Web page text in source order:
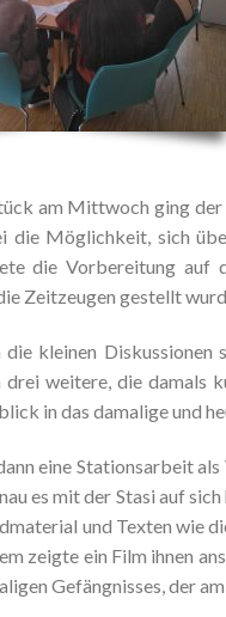
am Mittwoch ging
die Möglichkeit, sich
die Vorbereitung auf
Zeitzeugen gestellt
die kleinen
weitere, die damals
in das damalige und
eine Stationsarbeit
es mit der Stasi auf
und Texten wie
zeigte ein Film ihnen
Gefängnisses, der